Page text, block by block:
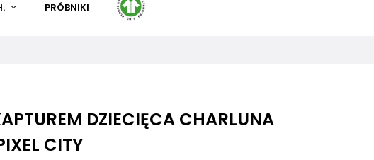
PRÓBNIKI
DZIECIĘCA CHARLUNA
CITY